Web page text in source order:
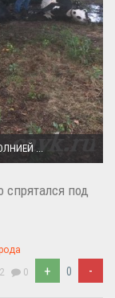
...
спрятался под
0 + 0 -